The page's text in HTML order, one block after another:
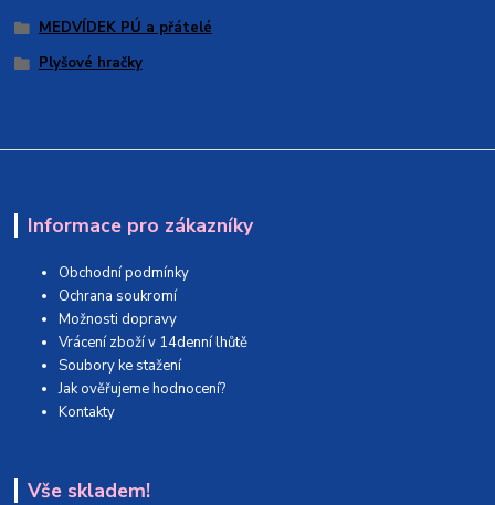
MEDVÍDEK PÚ a přátelé
Plyšové hračky
Informace pro zákazníky
Obchodní podmínky
Ochrana soukromí
Možnosti dopravy
Vrácení zboží v 14denní lhůtě
Soubory ke stažení
Jak ověřujeme hodnocení?
Kontakty
Vše skladem!